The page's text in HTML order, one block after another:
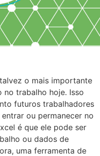
o mais importante
trabalho hoje. Isso
futuros trabalhadores
ou permanecer no
é que ele pode ser
ou dados de
uma ferramenta de